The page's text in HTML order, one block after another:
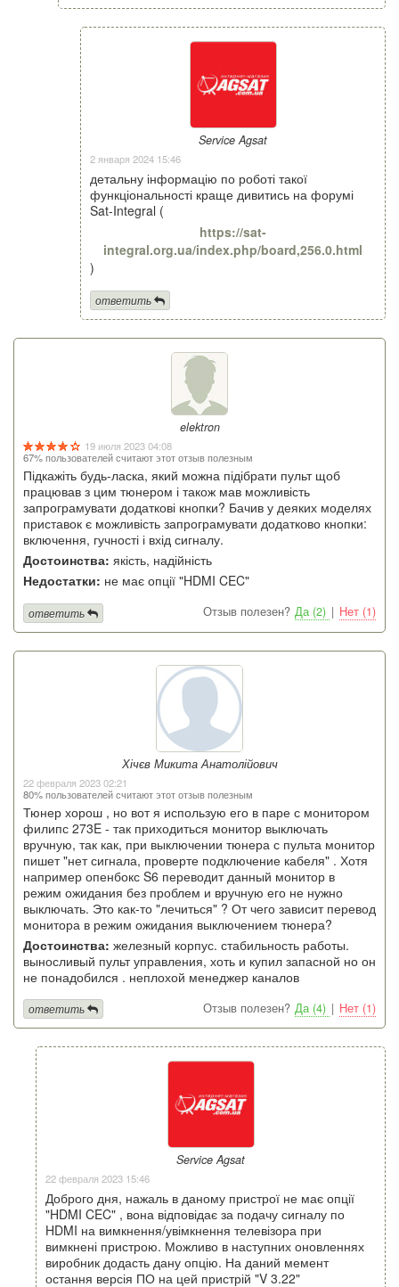
Service Agsat
2 января 2024 15:46
детальну інформацію по роботі такої
функціональності краще дивитись на форумі
Sat-Integral (
https://sat-
integral.org.ua/index.php/board,256.0.html
)
ответить
elektron
19 июля 2023 04:08
67% пользователей считают этот отзыв полезным
Підкажіть будь-ласка, який можна підібрати пульт щоб
працював з цим тюнером і також мав можливість
запрограмувати додаткові кнопки? Бачив у деяких моделях
приставок є можливість запрограмувати додатково кнопки:
включення, гучності і вхід сигналу.
Достоинства: якість, надійність
Недостатки: не має опції "HDMI CEC"
Отзыв полезен? Да (2) | Нет (1)
ответить
Хічєв Микита Анатолійович
22 февраля 2023 02:21
80% пользователей считают этот отзыв полезным
Тюнер хорош , но вот я использую его в паре с монитором
филипс 273E - так приходиться монитор выключать
вручную, так как, при выключении тюнера с пульта монитор
пишет "нет сигнала, проверте подключение кабеля" . Хотя
например опенбокс S6 переводит данный монитор в
режим ожидания без проблем и вручную его не нужно
выключать. Это как-то "лечиться" ? От чего зависит перевод
монитора в режим ожидания выключением тюнера?
Достоинства: железный корпус. стабильность работы.
выносливый пульт управления, хоть и купил запасной но он
не понадобился . неплохой менеджер каналов
Отзыв полезен? Да (4) | Нет (1)
ответить
Service Agsat
22 февраля 2023 15:46
Доброго дня, нажаль в даному пристрої не має опції
"HDMI CEC" , вона відповідає за подачу сигналу по
HDMI на вимкнення/увімкнення телевізора при
вимкнені пристрою. Можливо в наступних оновленнях
виробник додасть дану опцію. На даний мемент
остання версія ПО на цей пристрій "V 3.22"